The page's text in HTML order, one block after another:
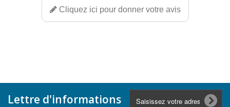
Cliquez ici pour donner votre avis
Lettre d'informations